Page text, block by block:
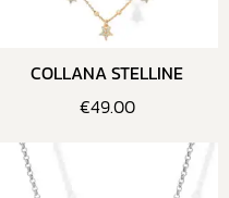
COLLANA STELLINE
€49.00